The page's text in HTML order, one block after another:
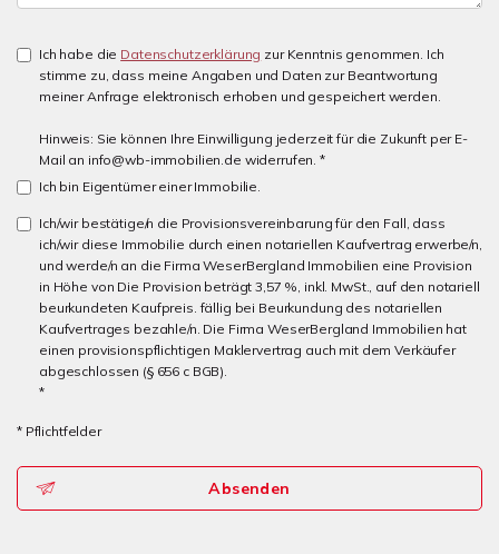
Ich habe die Datenschutzerklärung zur Kenntnis genommen. Ich
stimme zu, dass meine Angaben und Daten zur Beantwortung
meiner Anfrage elektronisch erhoben und gespeichert werden.
Hinweis: Sie können Ihre Einwilligung jederzeit für die Zukunft per E-
Mail an info@wb-immobilien.de widerrufen. *
Ich bin Eigentümer einer Immobilie.
Ich/wir bestätige/n die Provisionsvereinbarung für den Fall, dass
ich/wir diese Immobilie durch einen notariellen Kaufvertrag erwerbe/n,
und werde/n an die Firma WeserBergland Immobilien eine Provision
in Höhe von Die Provision beträgt 3,57 %, inkl. MwSt., auf den notariell
beurkundeten Kaufpreis. fällig bei Beurkundung des notariellen
Kaufvertrages bezahle/n. Die Firma WeserBergland Immobilien hat
einen provisionspflichtigen Maklervertrag auch mit dem Verkäufer
abgeschlossen (§ 656 c BGB).
*
* Pflichtfelder
Absenden